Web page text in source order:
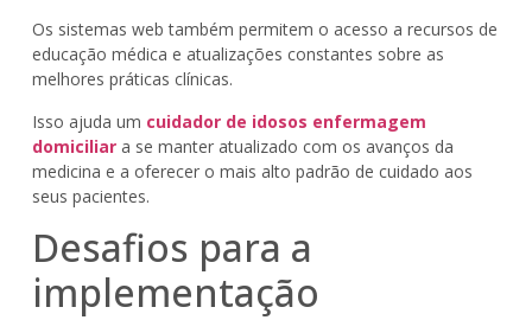
Os sistemas web também permitem o acesso a recursos de
educação médica e atualizações constantes sobre as
melhores práticas clínicas.
Isso ajuda um cuidador de idosos enfermagem
domiciliar a se manter atualizado com os avanços da
medicina e a oferecer o mais alto padrão de cuidado aos
seus pacientes.
Desafios para a
implementação